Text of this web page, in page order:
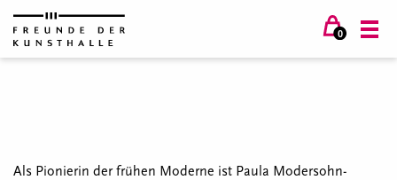
0
Als Pionierin der frühen Moderne ist Paula Modersohn-